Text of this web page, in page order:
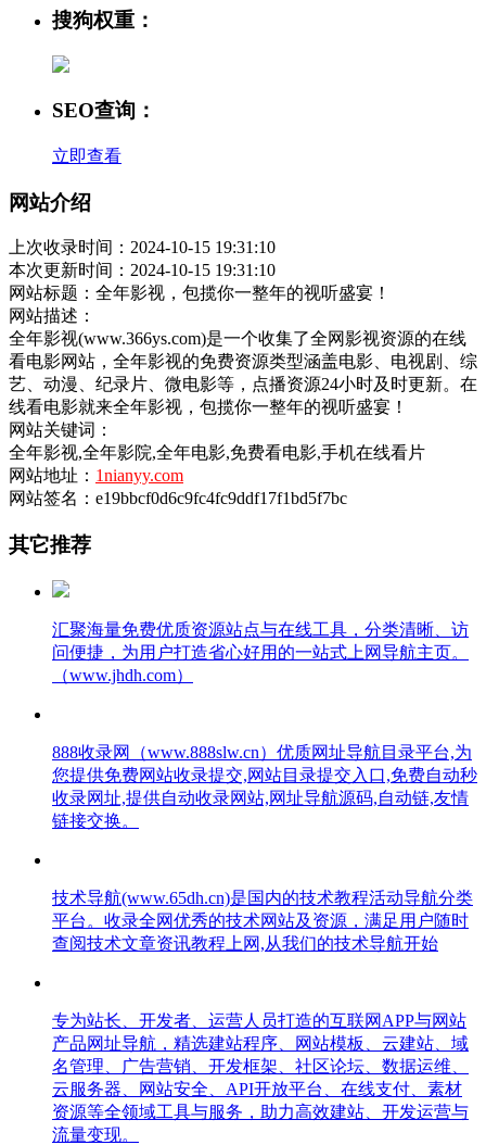
搜狗权重：
SEO查询：
立即查看
网站介绍
上次收录时间：2024-10-15 19:31:10
本次更新时间：2024-10-15 19:31:10
网站标题：全年影视，包揽你一整年的视听盛宴！
网站描述：
全年影视(www.366ys.com)是一个收集了全网影视资源的在线
看电影网站，全年影视的免费资源类型涵盖电影、电视剧、综
艺、动漫、纪录片、微电影等，点播资源24小时及时更新。在
线看电影就来全年影视，包揽你一整年的视听盛宴！
网站关键词：
全年影视,全年影院,全年电影,免费看电影,手机在线看片
网站地址： 1nianyy.com
网站签名：e19bbcf0d6c9fc4fc9ddf17f1bd5f7bc
其它推荐
汇聚海量免费优质资源站点与在线工具，分类清晰、访
问便捷，为用户打造省心好用的一站式上网导航主页。
（www.jhdh.com）
888收录网（www.888slw.cn）优质网址导航目录平台,为
您提供免费网站收录提交,网站目录提交入口,免费自动秒
收录网址,提供自动收录网站,网址导航源码,自动链,友情
链接交换。
技术导航(www.65dh.cn)是国内的技术教程活动导航分类
平台。收录全网优秀的技术网站及资源，满足用户随时
查阅技术文章资讯教程上网,从我们的技术导航开始
专为站长、开发者、运营人员打造的互联网APP与网站
产品网址导航，精选建站程序、网站模板、云建站、域
名管理、广告营销、开发框架、社区论坛、数据运维、
云服务器、网站安全、API开放平台、在线支付、素材
资源等全领域工具与服务，助力高效建站、开发运营与
流量变现。